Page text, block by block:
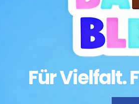
Für Vielfalt.